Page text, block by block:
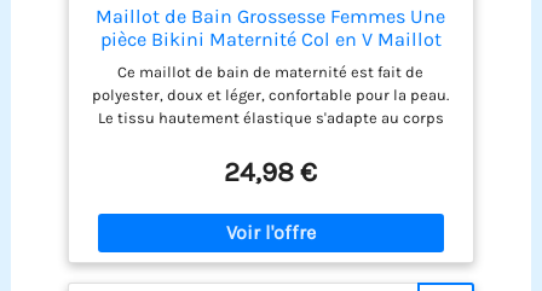
Maillot de Bain Grossesse Femmes Une
pièce Bikini Maternité Col en V Maillot
de Bain Enceintes avec Coussinet de
Poitrine Amovible Froncé Vetement de
Plage Piscine Source Thermale
Swimwear
Ce maillot de bain de maternité est fait de
polyester, doux et léger, confortable pour la peau.
Le tissu hautement élastique s'adapte au corps
servitude. Nous avons 3 tailles, s'il vous plaît
choisir selon la taille spécifique, si vous aimez le
sentiment confortable ou comme les enfants
grandissent, vous pouvez acheter une taille plus
grande maillot de bain une pièce. Le design raffiné
en dentelle col en V, élégant et mode, de sorte que
24,98 €